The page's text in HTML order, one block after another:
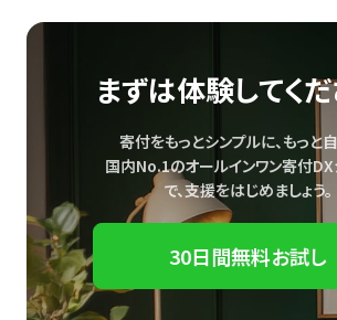
まずは体験してくだ
寄付をもっとシンプルに、もっと
国内No.1のオールインワン寄付DX
で、支援をはじめましょう。
30日間無料お試し